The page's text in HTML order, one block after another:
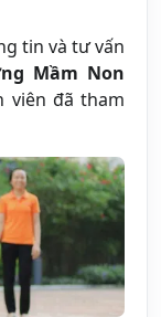
tin và tư vấn
Mầm Non
viên đã tham